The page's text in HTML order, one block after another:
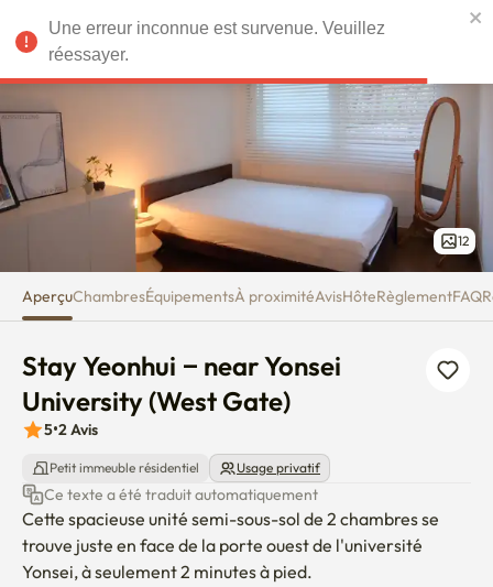
Stay Yeonhui – near Yonsei
EUR
12
AperçuChambresÉquipementsÀ proximitéAvisHôteRèglementFAQ
Stay Yeonhui – near Yonsei
University (West Gate)
5•2Avis
Petit immeuble résidentiel Usage privatif
Ce texte a été traduit automatiquement
Cette spacieuse unité semi-sous-sol de 2 chambres se
trouve juste en face de la porte ouest de l'université
Yonsei, à seulement 2 minutes à pied.
Une erreur inconnue est survenue. Veuillez
réessayer.